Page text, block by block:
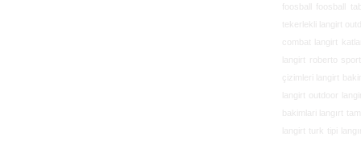
foosball foosball
tekerlekli langirt
combat langirt
langirt roberto
çizimleri langirt
langirt outdoor
bakimlari langırt
langirt turk tipi